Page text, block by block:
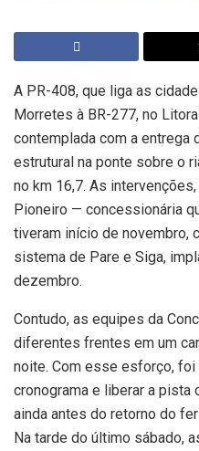
A PR-408, que liga as
Morretes à BR-277, no
contemplada com a entrega
estrutural na ponte sobre o
no km 16,7. As
Pioneiro — concessionária
tiveram início de novembro,
sistema de Pare e Siga,
dezembro.
Contudo, as equipes da
diferentes frentes em um
noite. Com esse esforço,
cronograma e liberar a pista
ainda antes do retorno do
Na tarde do último sábado,